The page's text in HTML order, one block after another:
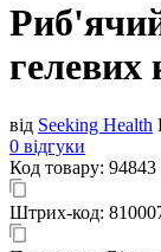
гелевих
від Seeking Health
0 відгуки
Код товару: 94843
Штрих-код: